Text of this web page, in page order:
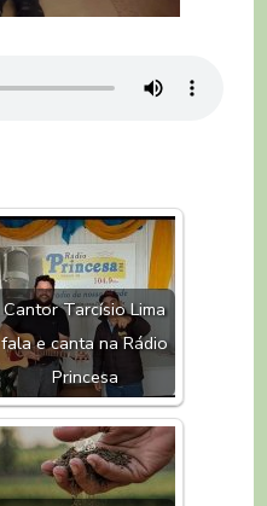
Cantor Tarcísio Lima
fala e canta na Rádio
Princesa